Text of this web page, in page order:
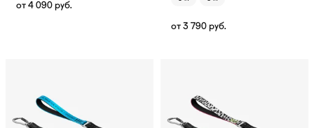
от 4 090 руб.
от 3 790 руб.